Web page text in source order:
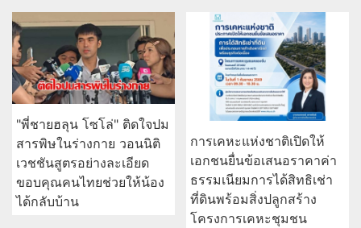
"พี่ชายฮลุน โซโล่" ติดใจปม
สารพิษในร่างกาย วอนนิติ
เวชชันสูตรอย่างละเอียด
ขอบคุณคนไทยช่วยให้น้อง
ได้กลับบ้าน
การเคหะแห่งชาติเปิดให้
เอกชนยื่นข้อเสนอราคาค่า
ธรรมเนียมการได้สิทธิเช่า
ที่ดินพร้อมสิ่งปลูกสร้าง
โครงการเคหะชุมชน